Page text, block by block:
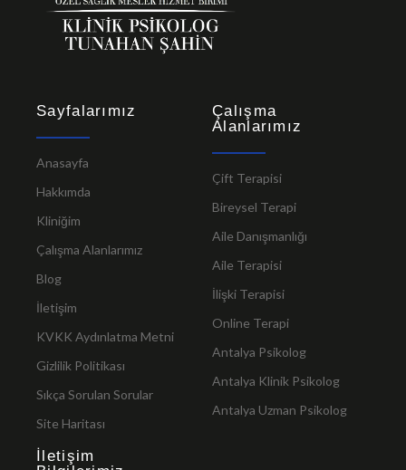
Sayfalarımız
Anasayfa
Hakkımda
Kliniğim
Çalışma Alanlarımız
Blog
İletişim
KVKK Aydınlatma Metni
Gizlilik Politikası
Sıkça Sorulan Sorular
Site Haritası
Çalışma
Alanlarımız
Çift Terapisi
Bireysel Terapi
Aile Danışmanlığı
Aile Terapisi
İlişki Terapisi
Online Terapi
Antalya Psikolog
Antalya Klinik Psikolog
Antalya Uzman Psikolog
İletişim